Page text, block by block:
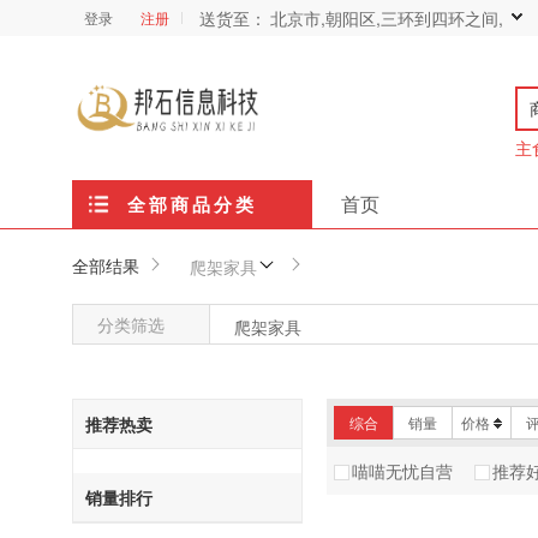
登录 注册 送货至： 北京市,朝阳区,三环到四环之间,
主
全部商品分类 首页
全部结果 爬架家具
分类筛选 爬架家具
推荐热卖
销量排行
综合 销量 价格
喵喵无忧自营 推荐